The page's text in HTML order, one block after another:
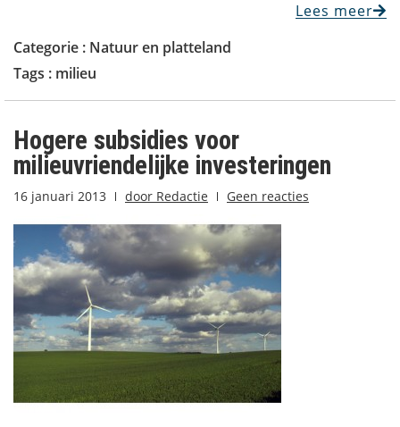
Lees meer
Categorie : Natuur en platteland
Tags : milieu
Hogere subsidies voor
milieuvriendelijke investeringen
16 januari 2013 door Redactie Geen reacties